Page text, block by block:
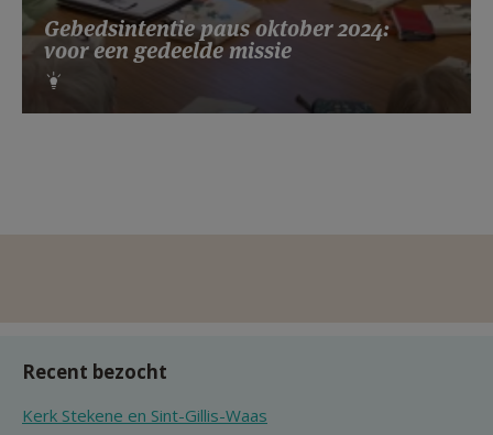
Gebedsintentie paus oktober 2024:
voor een gedeelde missie
Recent bezocht
Kerk Stekene en Sint-Gillis-Waas